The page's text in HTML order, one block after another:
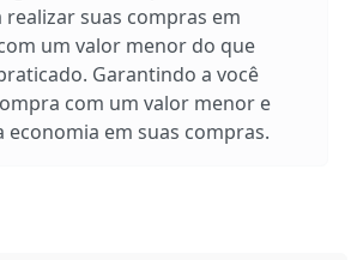
suas compras em
um valor menor do que
Garantindo a você
com um valor menor e
em suas compras.